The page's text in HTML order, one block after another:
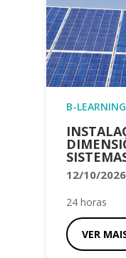
B-LEARNING
12/10/2026
24 horas
VER